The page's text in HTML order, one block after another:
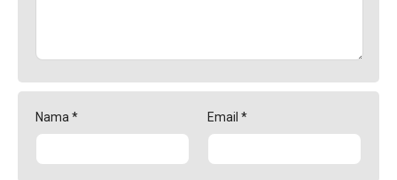
Nama * Email *